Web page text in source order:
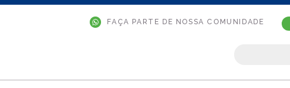
FAÇA PARTE DE NOSSA COMUNIDADE